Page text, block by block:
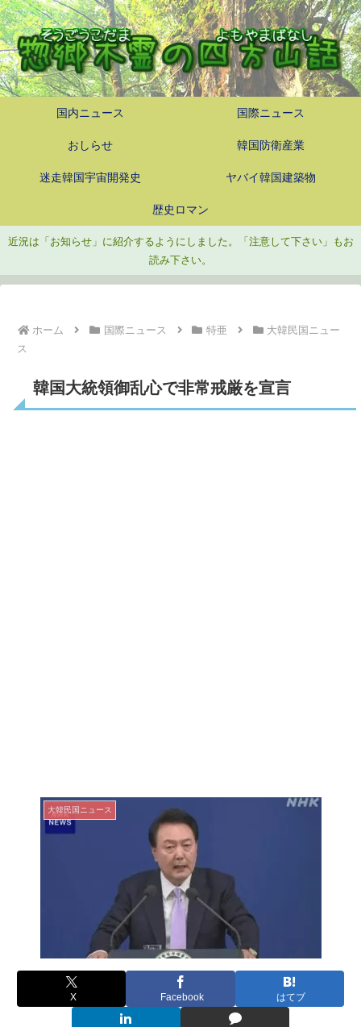
国内ニュース 国際ニュース
おしらせ 韓国防衛産業
迷走韓国宇宙開発史 ヤバイ韓国建築物
歴史ロマン
近況は「お知らせ」に紹介するようにしました。「注意して下さい」もお
読み下さい。
ホーム 国際ニュース 特亜
大韓民国ニュー
ス
韓国大統領御乱心で非常戒厳を宣言
大韓民国ニュース
X Facebook はてブ